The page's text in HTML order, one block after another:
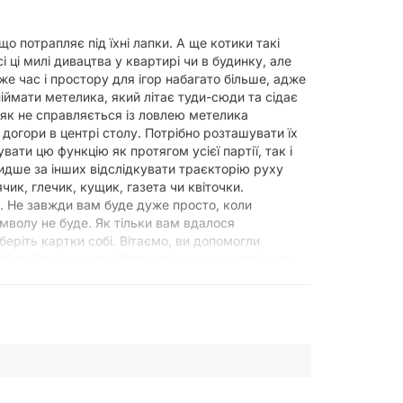
потрапляє під їхні лапки. А ще котики такі
милі дивацтва у квартирі чи в будинку, але
час і простору для ігор набагато більше, адже
метелика, який літає туди-сюди та сідає
не справляється із ловлею метелика
в центрі столу. Потрібно розташувати їх
цю функцію як протягом усієї партії, так і
за інших відслідкувати траєкторію руху
глечик, кущик, газета чи квіточки.
Не завжди вам буде дуже просто, коли
не буде. Як тільки вам вдалося
картки собі. Вітаємо, ви допомогли